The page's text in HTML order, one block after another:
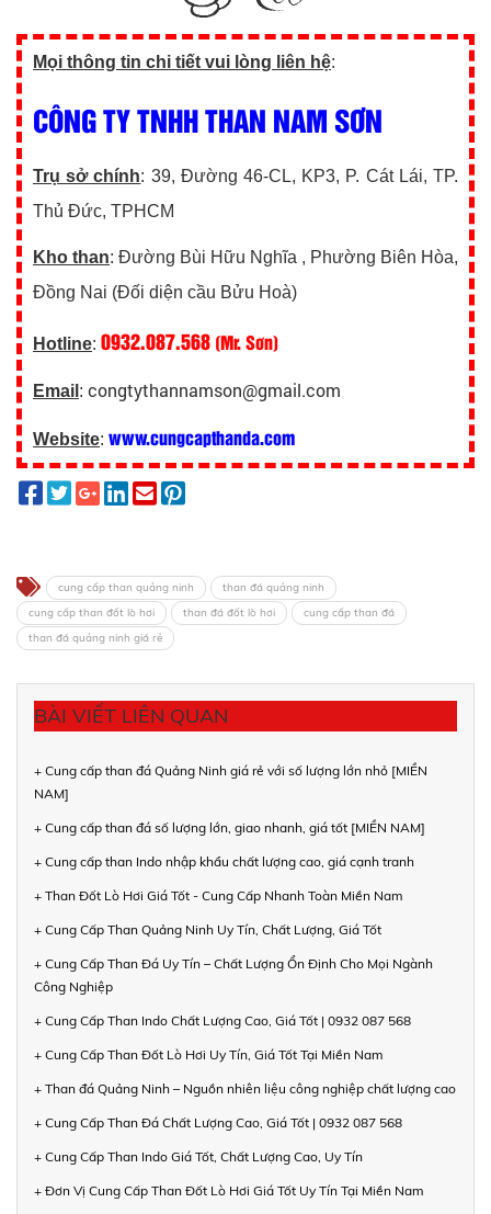
Mọi thông tin chi tiết vui lòng liên hệ:
CÔNG TY TNHH THAN NAM SƠN
Trụ sở chính: 39, Đường 46-CL, KP3, P. Cát Lái, TP.
Thủ Đức, TPHCM
Kho than: Đường Bùi Hữu Nghĩa , Phường Biên Hòa,
Đồng Nai (Đối diện cầu Bửu Hoà)
Hotline: 0932.087.568 (Mr. Sơn)
Email : congtythannamson@gmail.com
Website: www.cungcapthanda.com
cung cấp than quảng ninh
than đá quảng ninh
cung cấp than đốt lò hơi
than đá đốt lò hơi
cung cấp than đá
than đá quảng ninh giá rẻ
BÀI VIẾT LIÊN QUAN
+ Cung cấp than đá Quảng Ninh giá rẻ với số lượng lớn nhỏ [MIỀN
NAM]
+ Cung cấp than đá số lượng lớn, giao nhanh, giá tốt [MIỀN NAM]
+ Cung cấp than Indo nhập khẩu chất lượng cao, giá cạnh tranh
+ Than Đốt Lò Hơi Giá Tốt - Cung Cấp Nhanh Toàn Miền Nam
+ Cung Cấp Than Quảng Ninh Uy Tín, Chất Lượng, Giá Tốt
+ Cung Cấp Than Đá Uy Tín – Chất Lượng Ổn Định Cho Mọi Ngành
Công Nghiệp
+ Cung Cấp Than Indo Chất Lượng Cao, Giá Tốt | 0932 087 568
+ Cung Cấp Than Đốt Lò Hơi Uy Tín, Giá Tốt Tại Miền Nam
+ Than đá Quảng Ninh – Nguồn nhiên liệu công nghiệp chất lượng cao
+ Cung Cấp Than Đá Chất Lượng Cao, Giá Tốt | 0932 087 568
+ Cung Cấp Than Indo Giá Tốt, Chất Lượng Cao, Uy Tín
+ Đơn Vị Cung Cấp Than Đốt Lò Hơi Giá Tốt Uy Tín Tại Miền Nam